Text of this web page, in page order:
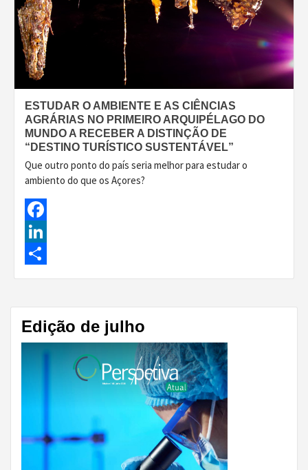
ESTUDAR O AMBIENTE E AS CIÊNCIAS
AGRÁRIAS NO PRIMEIRO ARQUIPÉLAGO DO
MUNDO A RECEBER A DISTINÇÃO DE
“DESTINO TURÍSTICO SUSTENTÁVEL”
Que outro ponto do país seria melhor para estudar o
ambiento do que os Açores?
Facebook
LinkedIn
Share
Edição de julho